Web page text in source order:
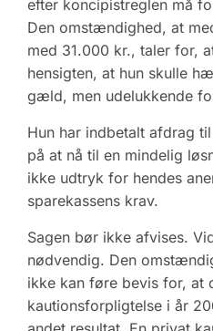
efter koncipistreglen må
Den omstændighed, at
med 31.000 kr., taler for,
hensigten, at hun skulle
gæld, men udelukkende
Hun har indbetalt afdrag
på at nå til en mindelig
ikke udtryk for hendes
sparekassens krav.
Sagen bør ikke afvises.
nødvendig. Den
ikke kan føre bevis for, at
kautionsforpligtelse i år